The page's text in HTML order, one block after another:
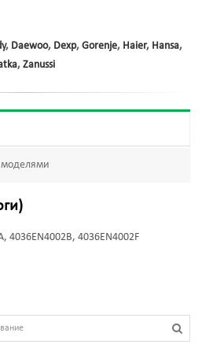
, Daewoo, Dexp, Gorenje, Haier, Hansa,
, Zanussi
моделями
4036EN4002B, 4036EN4002F